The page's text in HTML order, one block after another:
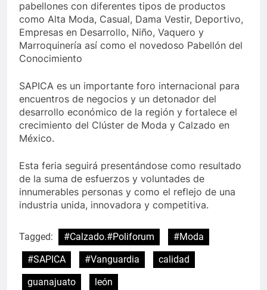
pabellones con diferentes tipos de productos
como Alta Moda, Casual, Dama Vestir, Deportivo,
Empresas en Desarrollo, Niño, Vaquero y
Marroquinería así como el novedoso Pabellón del
Conocimiento
SAPICA es un importante foro internacional para
encuentros de negocios y un detonador del
desarrollo económico de la región y fortalece el
crecimiento del Clúster de Moda y Calzado en
México.
Esta feria seguirá presentándose como resultado
de la suma de esfuerzos y voluntades de
innumerables personas y como el reflejo de una
industria unida, innovadora y competitiva.
Tagged: #Calzado.#Poliforum
#Moda
#SAPICA
#Vanguardia
calidad
guanajuato
león